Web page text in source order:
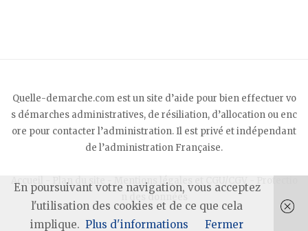
Quelle-demarche.com est un site d’aide pour bien effectuer vo
s démarches administratives, de résiliation, d’allocation ou enc
ore pour contacter l’administration. Il est privé et indépendant
de l’administration Française.
Accueil Plan du site Mentions légales et CGU/CGV
n des données
En poursuivant votre navigation, vous acceptez
l'utilisation des cookies et de ce que cela
implique. Plus d'informations Fermer